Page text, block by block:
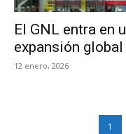
El GNL entra en
expansión global
12 enero, 2026
1